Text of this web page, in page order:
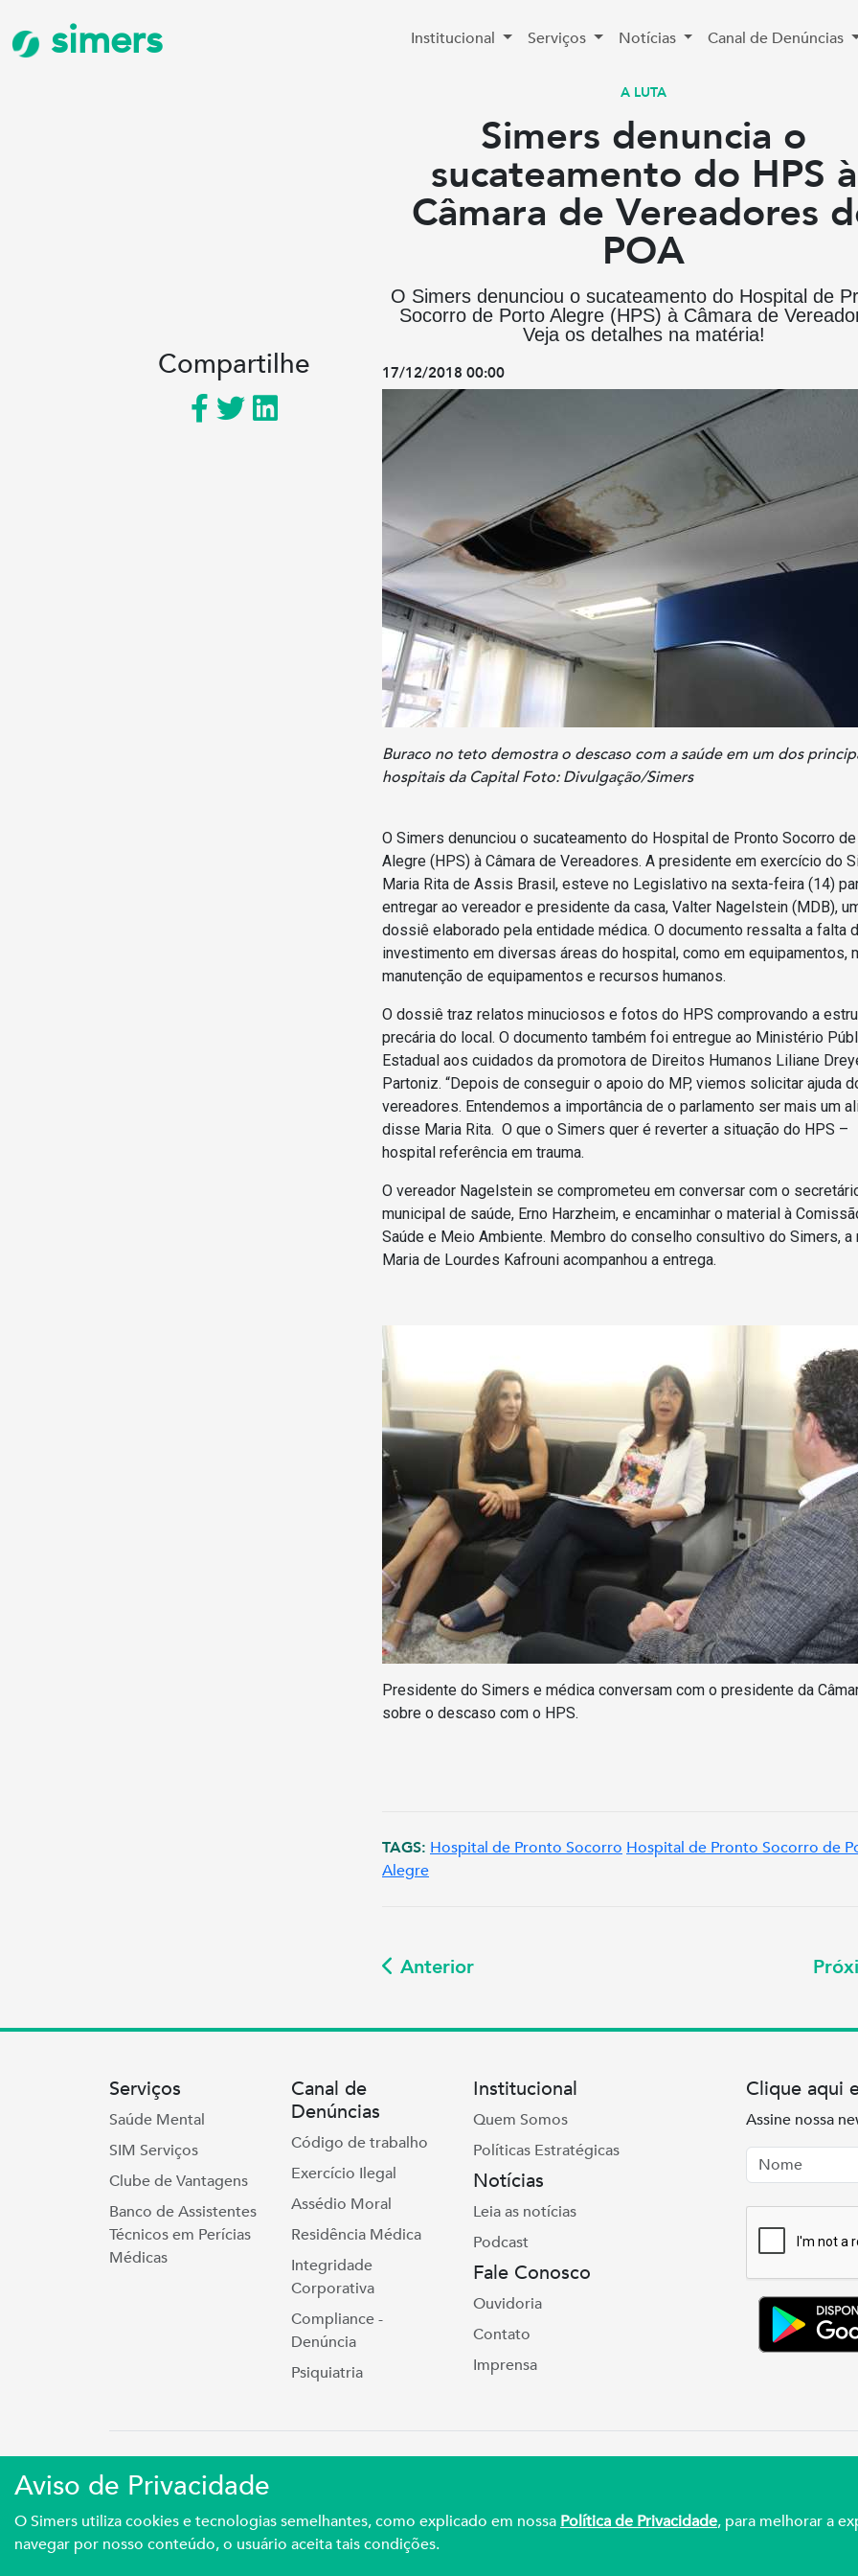
simers Institucional Serviços Notícias Canal de Denúncias
A LUTA
Simers denuncia o
sucateamento do HPS à
Câmara de Vereadores
POA
O Simers denunciou o sucateamento do Hospital de
Socorro de Porto Alegre (HPS) à Câmara de
Veja os detalhes na matéria!
Compartilhe 17/12/2018 00:00
Buraco no teto demostra o descaso com a saúde em um dos
hospitais da Capital Foto: Divulgação/Simers
O Simers denunciou o sucateamento do Hospital de Pronto Socorro
Alegre (HPS) à Câmara de Vereadores. A presidente em exercício do
Maria Rita de Assis Brasil, esteve no Legislativo na sexta-feira (14)
entregar ao vereador e presidente da casa, Valter Nagelstein (MDB),
dossiê elaborado pela entidade médica. O documento ressalta a falta
investimento em diversas áreas do hospital, como em equipamentos,
manutenção de equipamentos e recursos humanos.
O dossiê traz relatos minuciosos e fotos do HPS comprovando a
precária do local. O documento também foi entregue ao Ministério
Estadual aos cuidados da promotora de Direitos Humanos Liliane
Partoniz. “Depois de conseguir o apoio do MP, viemos solicitar ajuda
vereadores. Entendemos a importância de o parlamento ser mais um
disse Maria Rita. O que o Simers quer é reverter a situação do HPS –
hospital referência em trauma.
O vereador Nagelstein se comprometeu em conversar com o
municipal de saúde, Erno Harzheim, e encaminhar o material à
Saúde e Meio Ambiente. Membro do conselho consultivo do Simers, a
Maria de Lourdes Kafrouni acompanhou a entrega.
Presidente do Simers e médica conversam com o presidente da
sobre o descaso com o HPS.
TAGS: Hospital de Pronto Socorro Hospital de Pronto Socorro de
Alegre
Anterior
Aviso de Privacidade
O Simers utiliza cookies e tecnologias semelhantes, como explicado em nossa Política de Privacidade, para melhorar a
navegar por nosso conteúdo, o usuário aceita tais condições.
Serviços
Saúde Mental
SIM Serviços
Clube de Vantagens
Banco de Assistentes
Técnicos em Perícias
Médicas
Canal de
Denúncias
Código de trabalho
Exercício Ilegal
Assédio Moral
Residência Médica
Integridade
Corporativa
Compliance -
Denúncia
Psiquiatria
Institucional
Quem Somos
Políticas Estratégicas
Notícias
Leia as notícias
Podcast
Fale Conosco
Ouvidoria
Contato
Imprensa
Clique aqui
Assine nossa
Nome
Email
Simers © 2023 | Rua Coronel Corte Real, 975 Petrópolis | Porto Alegre | (51)
Sindicato Médico Do Rio Grande Do Sul – CNPJ 92.990.498/0001-03